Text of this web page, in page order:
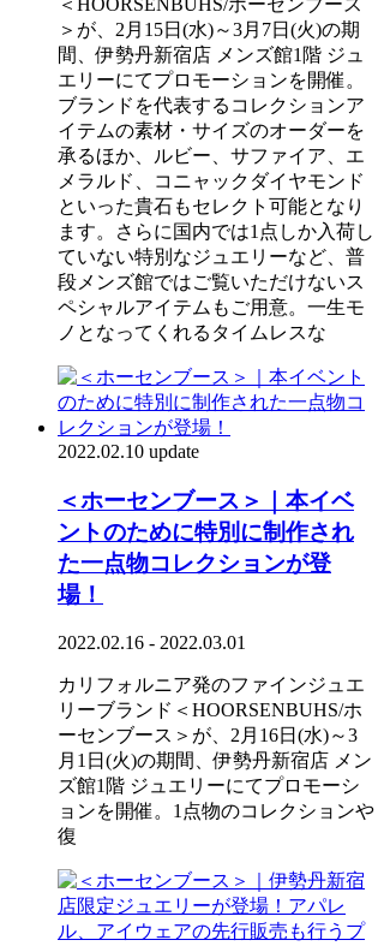
＞が、2月15日(水)～3月7日(火)の期
間、伊勢丹新宿店 メンズ館1階 ジュ
エリーにてプロモーションを開催。
ブランドを代表するコレクションア
イテムの素材・サイズのオーダーを
承るほか、ルビー、サファイア、エ
メラルド、コニャックダイヤモンド
といった貴石もセレクト可能となり
ます。さらに国内では1点しか入荷し
ていない特別なジュエリーなど、普
段メンズ館ではご覧いただけないス
ペシャルアイテムもご用意。一生モ
ノとなってくれるタイムレスな
2022.02.10 update
＜ホーセンブース＞｜本イベ
ントのために特別に制作され
た一点物コレクションが登
場！
2022.02.16 - 2022.03.01
カリフォルニア発のファインジュエ
リーブランド＜HOORSENBUHS/ホ
ーセンブース＞が、2月16日(水)～3
月1日(火)の期間、伊勢丹新宿店 メン
ズ館1階 ジュエリーにてプロモーシ
ョンを開催。1点物のコレクションや
復